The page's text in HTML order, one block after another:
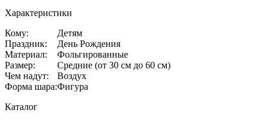
Характеристики
Кому:
Детям
Праздник:
День Рождения
Материал:
Фольгированные
Размер:
Средние (от 30 см до 60 см)
Чем надут:
Воздух
Форма шара:Фигура
Каталог